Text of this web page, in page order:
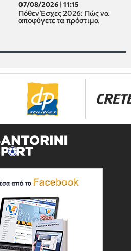
07/08/2026 | 11:15
Πόθεν Έσχες 2026: Πώς να
αποφύγετε τα πρόστιμα